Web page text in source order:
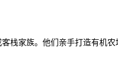
栈家族。他们亲手打造有机